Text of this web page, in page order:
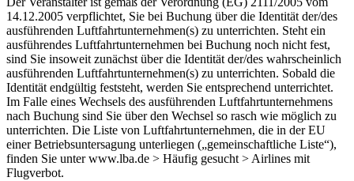
14.12.2005 verpflichtet, Sie bei Buchung über die Identität der/des
ausführenden Luftfahrtunternehmen(s) zu unterrichten. Steht ein
ausführendes Luftfahrtunternehmen bei Buchung noch nicht fest,
sind Sie insoweit zunächst über die Identität der/des wahrscheinlich
ausführenden Luftfahrtunternehmen(s) zu unterrichten. Sobald die
Identität endgültig feststeht, werden Sie entsprechend unterrichtet.
Im Falle eines Wechsels des ausführenden Luftfahrtunternehmens
nach Buchung sind Sie über den Wechsel so rasch wie möglich zu
unterrichten. Die Liste von Luftfahrtunternehmen, die in der EU
einer Betriebsuntersagung unterliegen („gemeinschaftliche Liste“),
finden Sie unter www.lba.de > Häufig gesucht > Airlines mit
Flugverbot.